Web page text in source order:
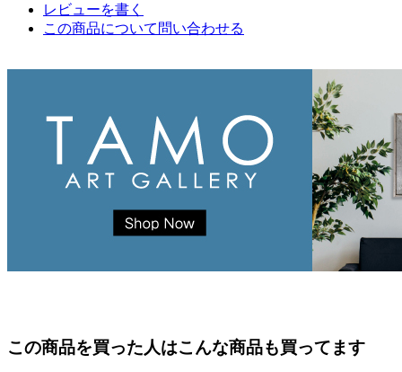
レビューを書く
この商品について問い合わせる
この商品を買った人はこんな商品も買ってます